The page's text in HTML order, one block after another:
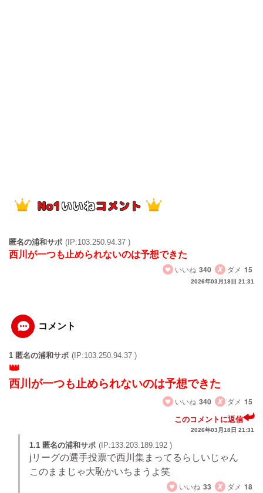
匿名の浦和サポ (IP:103.250.94.37 )
西川が一つも止められないのは予想できた
いいね 340 ダメ 15
2026年03月18日 21:31
コメント
1 匿名の浦和サポ (IP:103.250.94.37 )
西川が一つも止められないのは予想できた
いいね 340 ダメ 15
このコメントに返信
2026年03月18日 21:31
1.1 匿名の浦和サポ (IP:133.203.189.192 )
jリーグの選手投票で西川集まってるらしいじゃん
このままじゃ大恥かいちまうよ笑
いいね 33 ダメ 18